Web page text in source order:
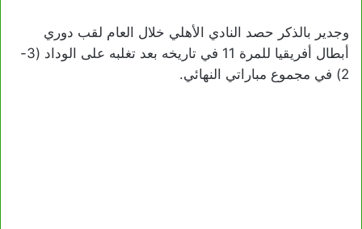
وجدير بالذكر حصد النادي الأهلي خلال العام لقب دوري
أبطال أفريقيا للمرة 11 في تاريخه بعد تغلبه على الوداد (3-
2) في مجموع مباراتي النهائي.